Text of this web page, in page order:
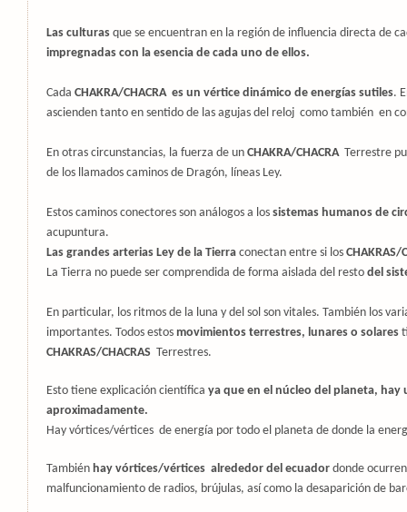
Las culturas que se encuentran en la región de influencia directa de
impregnadas con la esencia de cada uno de ellos.
Cada CHAKRA/CHACRA es un vértice dinámico de energías sutiles.
ascienden tanto en sentido de las agujas del reloj como también en
En otras circunstancias, la fuerza de un CHAKRA/CHACRA Terrestre
de los llamados caminos de Dragón, líneas Ley.
Estos caminos conectores son análogos a los sistemas humanos de
acupuntura.
Las grandes arterias Ley de la Tierra conectan entre si los CHAKRAS/
La Tierra no puede ser comprendida de forma aislada del resto del
En particular, los ritmos de la luna y del sol son vitales. También los
importantes. Todos estos movimientos terrestres, lunares o solares
CHAKRAS/CHACRAS Terrestres.
Esto tiene explicación científica ya que en el núcleo del planeta,
aproximadamente.
Hay vórtices/vértices de energía por todo el planeta de donde la
También hay vórtices/vértices alrededor del ecuador donde
malfuncionamiento de radios, brújulas, así como la desaparición de